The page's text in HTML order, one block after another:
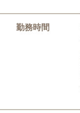
勤務時間